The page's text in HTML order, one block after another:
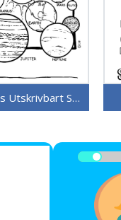
Gratis Utskrivbart Solsystem